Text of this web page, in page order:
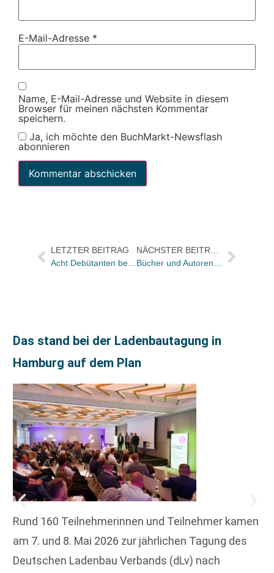
E-Mail-Adresse *
Name, E-Mail-Adresse und Website in diesem
Browser für meinen nächsten Kommentar
speichern.
Ja, ich möchte den BuchMarkt-Newsflash
abonnieren
LETZTER BEITRAG
Acht Debütanten bewerben sich beim Harbour Front-Literaturfestival um Klaus-Michael Kühne-Preis
Das stand bei der Ladenbautagung in
Hamburg auf dem Plan
Rund 160 Teilnehmerinnen und Teilnehmer kamen
am 7. und 8. Mai 2026 zur jährlichen Tagung des
Deutschen Ladenbau Verbands (dLv) nach